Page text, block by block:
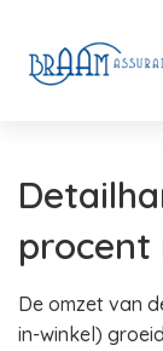
procent
De omzet van
in-winkel)